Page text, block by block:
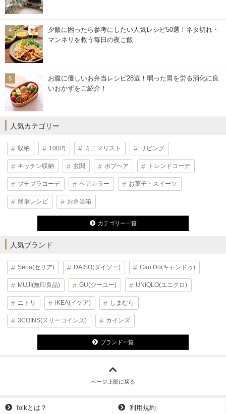
夕飯に困ったら参考にしたい人気レシピ50選！ネタ切れ・
マンネリを救う毎日の夜ご飯
お腹に優しいお弁当レシピ28選！弱った胃を労る消化に良
いおかずをご紹介！
人気カテゴリー
収納 100均 ミニマリスト リビング
キッチン収納 玄関 ボブヘア トレンドコーデ
プチプラコーデ ヘアカラー お菓子・スイーツ
簡単レシピ お弁当箱
カテゴリー一覧
人気ブランド
Seria(セリア) DAISO(ダイソー) Can Do(キャンドゥ)
MUJI(無印良品) GU(ジーユー) UNIQLO(ユニクロ)
ニトリ IKEA(イケア) しまむら
3COINS(スリーコインズ) カインズ
ブランド一覧
ページ上部に戻る
folkとは？ 利用規約